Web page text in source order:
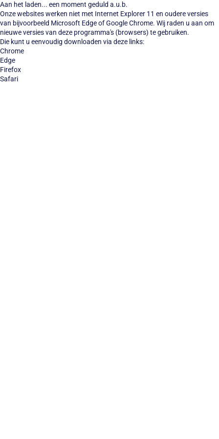
Aan het laden... een moment geduld a.u.b.
Onze websites werken niet met Internet Explorer 11 en oudere versies
van bijvoorbeeld Microsoft Edge of Google Chrome. Wij raden u aan om
nieuwe versies van deze programma's (browsers) te gebruiken.
Die kunt u eenvoudig downloaden via deze links:
Chrome
Edge
Firefox
Safari